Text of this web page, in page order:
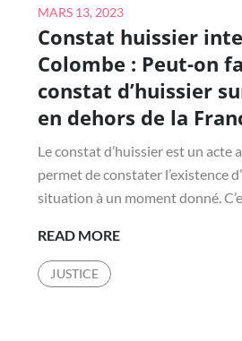
Posted
on
MARS 13, 2023
Constat huissier
Colombe : Peut-on
constat d’huissier
en dehors de la
Le constat d’huissier est un acte
permet de constater l’existence
situation à un moment donné.
READ MORECONSTAT
JUSTICE